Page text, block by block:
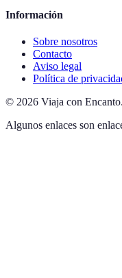
Información
Sobre nosotros
Contacto
Aviso legal
Política de
© 2026 Viaja con Encanto.
Algunos enlaces son